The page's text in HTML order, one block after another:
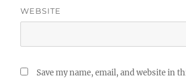
WEBSITE
Save my name, email, and website in